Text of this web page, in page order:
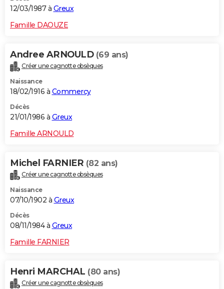
12/03/1987 à Greux
Famille DAOUZE
Andree ARNOULD (69 ans)
Créer une cagnotte obsèques
Naissance
18/02/1916 à Commercy
Décès
21/01/1986 à Greux
Famille ARNOULD
Michel FARNIER (82 ans)
Créer une cagnotte obsèques
Naissance
07/10/1902 à Greux
Décès
08/11/1984 à Greux
Famille FARNIER
Henri MARCHAL (80 ans)
Créer une cagnotte obsèques